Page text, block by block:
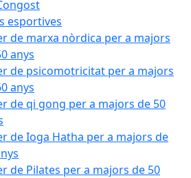
esportives
de marxa nòrdica per a majors
anys
de psicomotricitat per a majors
anys
de qi gong per a majors de 50
de Ioga Hatha per a majors de
de Pilates per a majors de 50